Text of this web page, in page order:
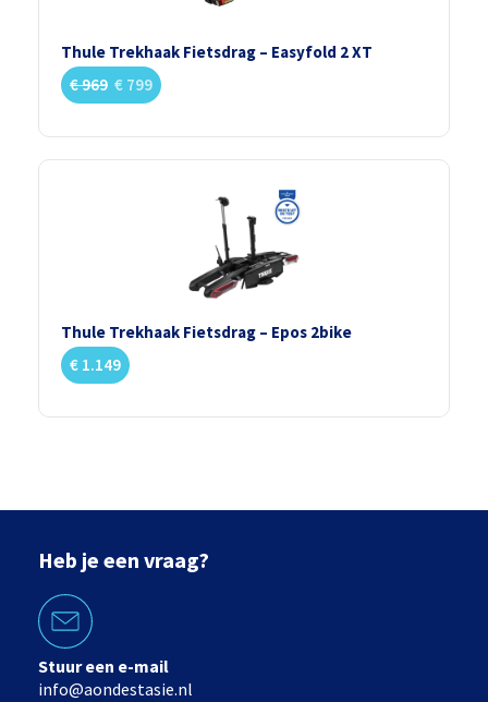
Thule Trekhaak Fietsdrag – Easyfold 2 XT
€969 € 799
Thule Trekhaak Fietsdrag – Epos 2bike
€ 1.149
Heb je een vraag?
Stuur een e-mail
info@aondestasie.nl